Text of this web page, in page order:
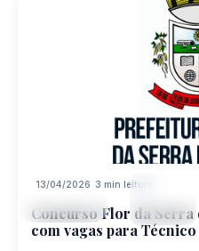
13/04/2026 3 min leitura
Concurso Flor da Serra
com vagas para